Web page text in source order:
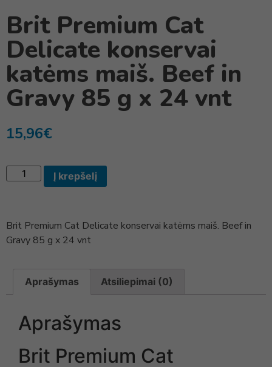
Brit Premium Cat
Delicate konservai
katėms maiš. Beef in
Gravy 85 g x 24 vnt
15,96€
Į krepšelį
Brit Premium Cat Delicate konservai katėms maiš. Beef in
Gravy 85 g x 24 vnt
Aprašymas Atsiliepimai (0)
Aprašymas
Brit Premium Cat